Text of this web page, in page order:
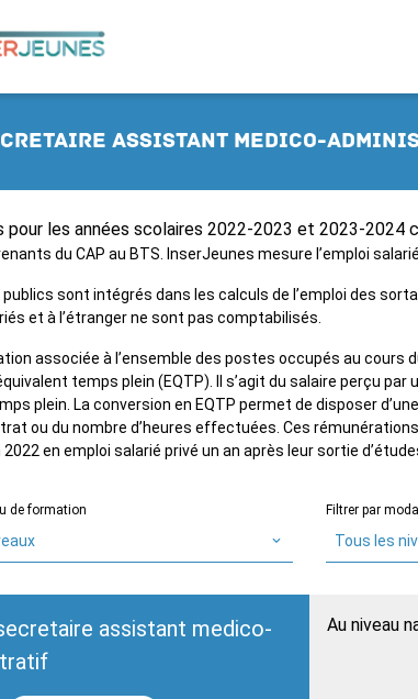
assistant medico-
les années scolaires 2022-2023 et 2023-2024
du CAP au BTS. InserJeunes mesure l’emploi
publics sont intégrés dans les calculs de l’emploi des
et à l’étranger ne sont pas comptabilisés.
associée à l’ensemble des postes occupés au cours
temps plein (EQTP). Il s’agit du salaire perçu
plein. La conversion en EQTP permet de disposer
ou du nombre d’heures effectuées. Ces
en emploi salarié privé un an après leur sortie
de formation Filtrer par
Tous les
assistant medico-
Au niveau